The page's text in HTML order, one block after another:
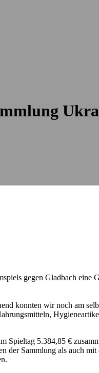
gegen Gladbach eine
konnten wir noch am
Spieltag 5.384,85 €
Sammlung als auch